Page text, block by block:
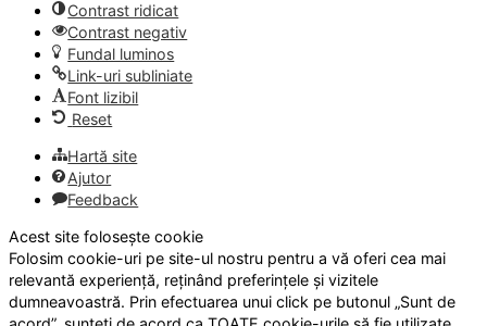
Contrast ridicat
Contrast negativ
Fundal luminos
Link-uri subliniate
Font lizibil
Reset
Hartă site
Ajutor
Feedback
Acest site folosește cookie
Folosim cookie-uri pe site-ul nostru pentru a vă oferi cea mai
relevantă experiență, reținând preferințele și vizitele
dumneavoastră. Prin efectuarea unui click pe butonul „Sunt de